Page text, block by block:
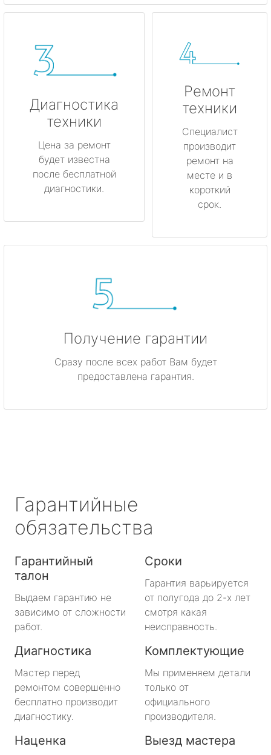
Диагностика
техники
Цена за ремонт
будет известна
после бесплатной
диагностики.
Ремонт
техники
Специалист
производит
ремонт на
месте и в
короткий
срок.
Получение гарантии
Сразу после всех работ Вам будет
предоставлена гарантия.
Гарантийные
обязательства
Гарантийный
талон
Выдаем гарантию не
зависимо от сложности
работ.
Сроки
Гарантия варьируется
от полугода до 2-х лет
смотря какая
неисправность.
Диагностика
Мастер перед
ремонтом совершенно
бесплатно производит
диагностику.
Комплектующие
Мы применяем детали
только от
официального
производителя.
Наценка Выезд мастера